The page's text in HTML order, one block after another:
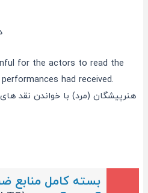
for the actors to read the
had received.
هنرپیشگان (مرد) با خواندن نقد
بسته کامل منابع